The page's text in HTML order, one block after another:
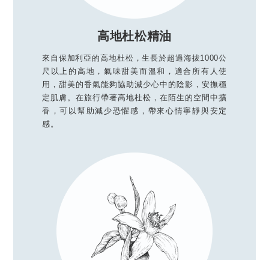
高地杜松精油
來自保加利亞的高地杜松，生長於超過海拔1000公
尺以上的高地，氣味甜美而溫和，適合所有人使
用，甜美的香氣能夠協助減少心中的陰影，安撫穩
定肌膚。在旅行帶著高地杜松，在陌生的空間中擴
香，可以幫助減少恐懼感，帶來心情寧靜與安定
感。